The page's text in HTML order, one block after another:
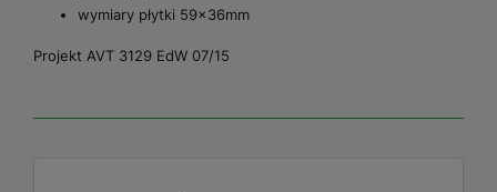
wymiary płytki 59x36mm
Projekt AVT 3129 EdW 07/15